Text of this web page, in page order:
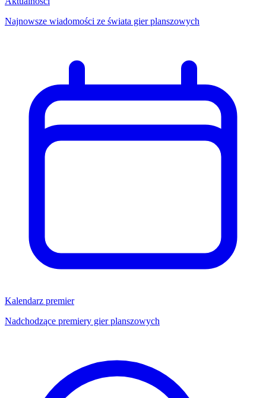
Najnowsze wiadomości ze świata gier planszowych
Kalendarz premier
Nadchodzące premiery gier planszowych